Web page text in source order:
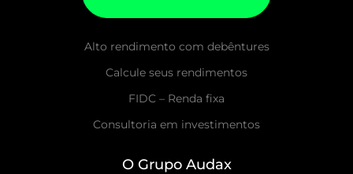
Alto rendimento com debêntures
Calcule seus rendimentos
FIDC – Renda fixa
Consultoria em investimentos
O Grupo Audax